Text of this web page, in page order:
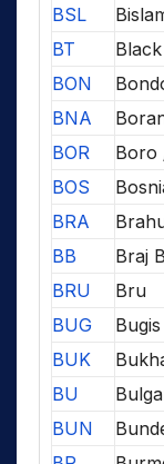
BSL
BT
BON
BNA
BOR
Boro
BOS
BRA
BB
Braj
BRU
Bru
BUG
BUK
BU
BUN